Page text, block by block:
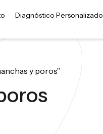
Diagnóstico Personalizado
y poros”